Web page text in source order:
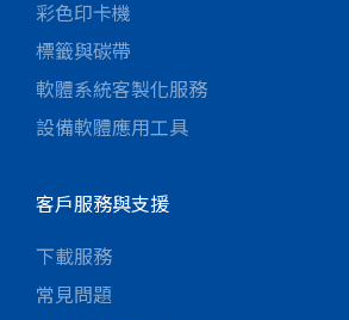
彩色印卡機
標籤與碳帶
軟體系統客製化服務
設備軟體應用工具
客戶服務與支援
下載服務
常見問題